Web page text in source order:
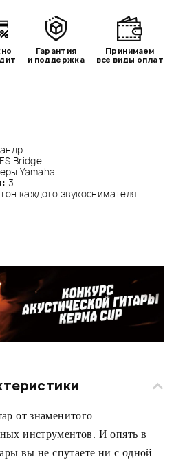
Bridge
Yamaha
3
каждого звукоснимателя
Гарантия
и поддержка
Принимаем
все виды оплат
от знаменитого
инструментов. И опять в
вы не спутаете ни с одной